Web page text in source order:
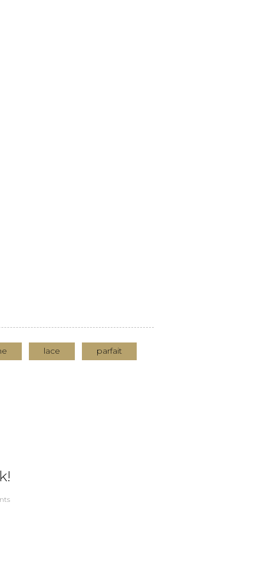
lace parfait